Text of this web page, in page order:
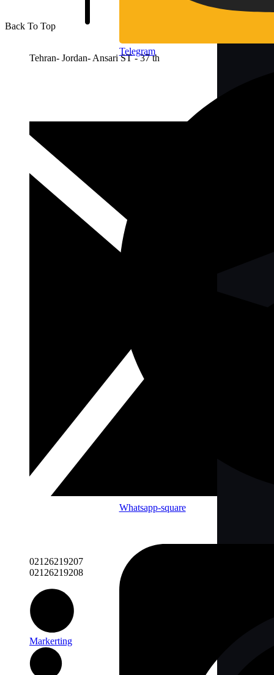
Telegram
Whatsapp-square
Back To Top
Tehran- Jordan- Ansari ST - 37 th
02126219207
02126219208
Markerting